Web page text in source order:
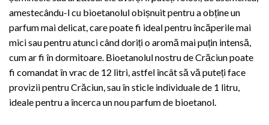
amestecându-l cu bioetanolul obișnuit pentru a obține un
parfum mai delicat, care poate fi ideal pentru încăperile mai
mici sau pentru atunci când doriți o aromă mai puțin intensă,
cum ar fi în dormitoare. Bioetanolul nostru de Crăciun poate
fi comandat în vrac de 12 litri, astfel încât să vă puteți face
provizii pentru Crăciun, sau în sticle individuale de 1 litru,
ideale pentru a încerca un nou parfum de bioetanol.